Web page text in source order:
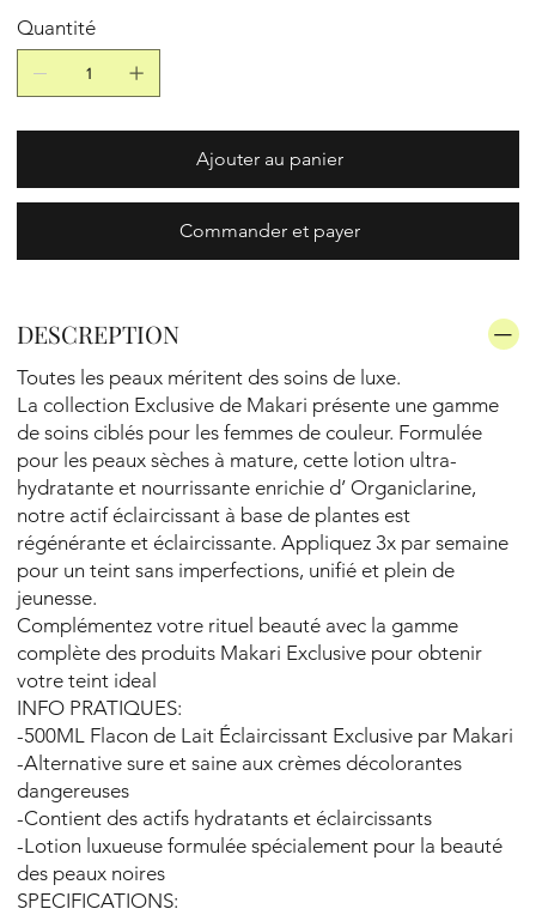
Quantité
Ajouter au panier
Commander et payer
DESCREPTION
Toutes les peaux méritent des soins de luxe.
La collection Exclusive de Makari présente une gamme
de soins ciblés pour les femmes de couleur. Formulée
pour les peaux sèches à mature, cette lotion ultra-
hydratante et nourrissante enrichie d’ Organiclarine,
notre actif éclaircissant à base de plantes est
régénérante et éclaircissante. Appliquez 3x par semaine
pour un teint sans imperfections, unifié et plein de
jeunesse.
Complémentez votre rituel beauté avec la gamme
complète des produits Makari Exclusive pour obtenir
votre teint ideal
INFO PRATIQUES:
-500ML Flacon de Lait Éclaircissant Exclusive par Makari
-Alternative sure et saine aux crèmes décolorantes
dangereuses
-Contient des actifs hydratants et éclaircissants
-Lotion luxueuse formulée spécialement pour la beauté
des peaux noires
SPECIFICATIONS: